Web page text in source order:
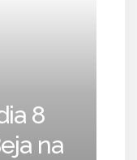
8
na